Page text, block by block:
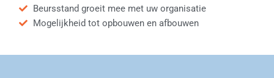
Beursstand groeit mee met uw organisatie
Mogelijkheid tot opbouwen en afbouwen